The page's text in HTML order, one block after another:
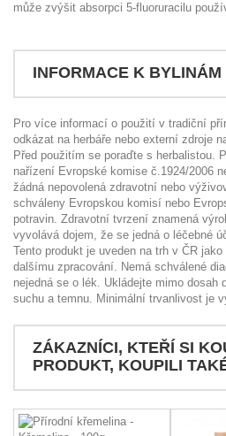
může zvýšit absorpci 5-fluoruracilu
INFORMACE K BYLINÁM
Pro více informací o použití v tradiční
odkázat na herbáře nebo externí zdroje
Před použitím se poraďte s herbalistou.
nařízení Evropské komise č.1924/2006
žádná nepovolená zdravotní nebo
schváleny Evropskou komisí nebo
potravin. Zdravotní tvrzení znamená
vyvolává dojem, že se jedná o léčebné
Tento produkt je uveden na trh v ČR
dalšímu zpracování. Nemá schválené
nejedná se o lék. Ukládejte mimo dosah
suchu a temnu. Minimální trvanlivost je
ZÁKAZNÍCI, KTEŘÍ SI
PRODUKT, KOUPILI